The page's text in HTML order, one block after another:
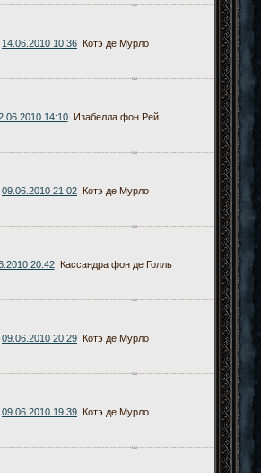
14.06.2010 10:36 Котэ де Мурло
14:10 Изабелла фон Рей
09.06.2010 21:02 Котэ де Мурло
20:42 Кассандра фон де Голль
09.06.2010 20:29 Котэ де Мурло
09.06.2010 19:39 Котэ де Мурло